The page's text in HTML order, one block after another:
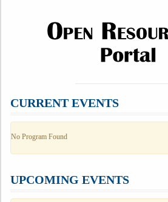
CURRENT EVENTS
No Program Found
UPCOMING EVENTS